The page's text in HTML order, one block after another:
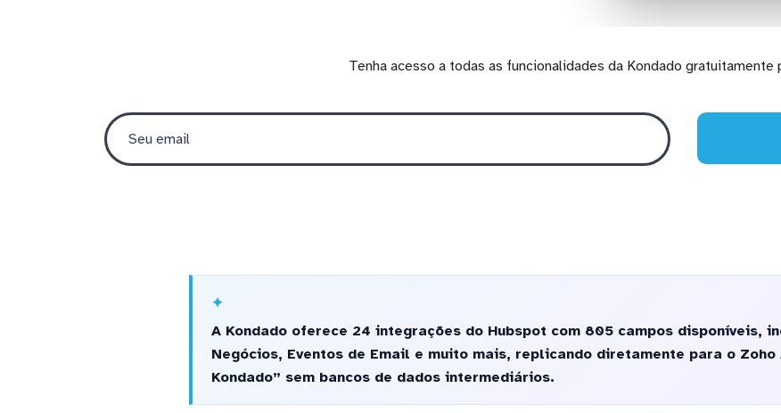
Tenha acesso a todas as funcionalidades da Kondado gratuitamente
A Kondado oferece 24 integrações do Hubspot com 805 campos disponíveis,
Negócios, Eventos de Email e muito mais, replicando diretamente para o
Kondado” sem bancos de dados intermediários.